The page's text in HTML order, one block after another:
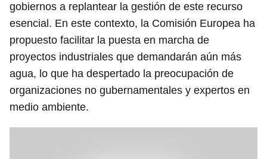
gobiernos a replantear la gestión de este recurso
esencial. En este contexto, la Comisión Europea ha
propuesto facilitar la puesta en marcha de
proyectos industriales que demandarán aún más
agua, lo que ha despertado la preocupación de
organizaciones no gubernamentales y expertos en
medio ambiente.